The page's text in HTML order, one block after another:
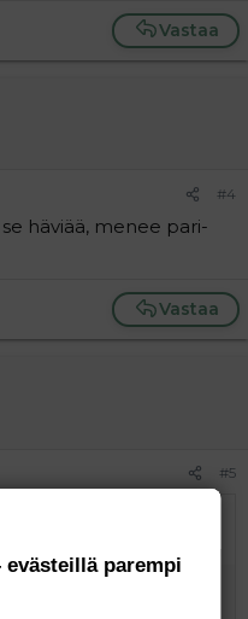
Vastaa
#4
häviää, menee pari-
Vastaa
#5
parempi